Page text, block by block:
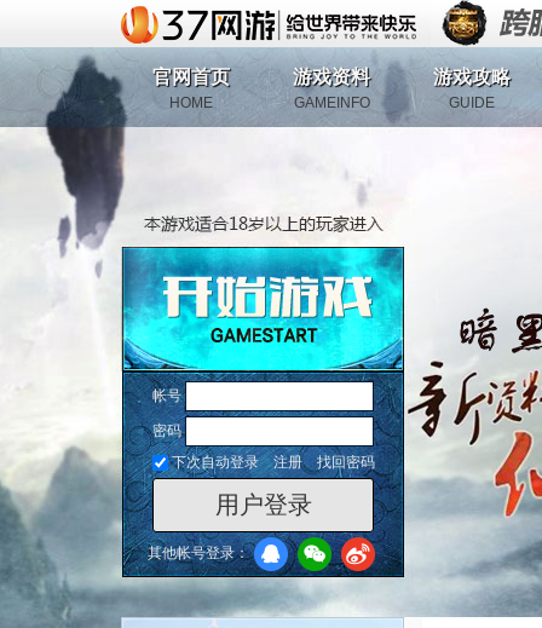
官网首页
HOME
游戏资料
GAMEINFO
游戏攻略
GUIDE
帐号
密码
下次自动登录注册 找回密码
用户登录
其他帐号登录：